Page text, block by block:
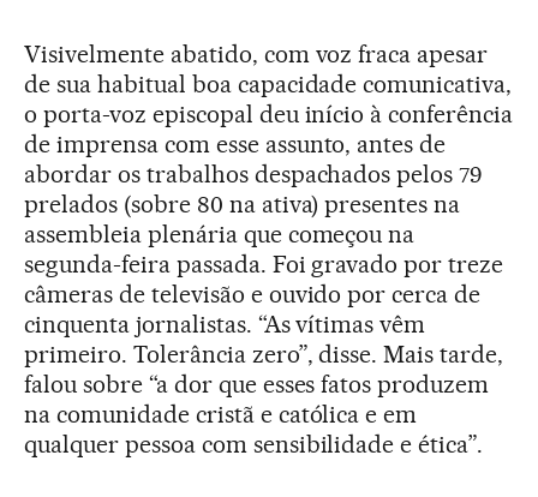
Visivelmente abatido, com voz fraca apesar
de sua habitual boa capacidade comunicativa,
o porta-voz episcopal deu início à conferência
de imprensa com esse assunto, antes de
abordar os trabalhos despachados pelos 79
prelados (sobre 80 na ativa) presentes na
assembleia plenária que começou na
segunda-feira passada. Foi gravado por treze
câmeras de televisão e ouvido por cerca de
cinquenta jornalistas. “As vítimas vêm
primeiro. Tolerância zero”, disse. Mais tarde,
falou sobre “a dor que esses fatos produzem
na comunidade cristã e católica e em
qualquer pessoa com sensibilidade e ética”.